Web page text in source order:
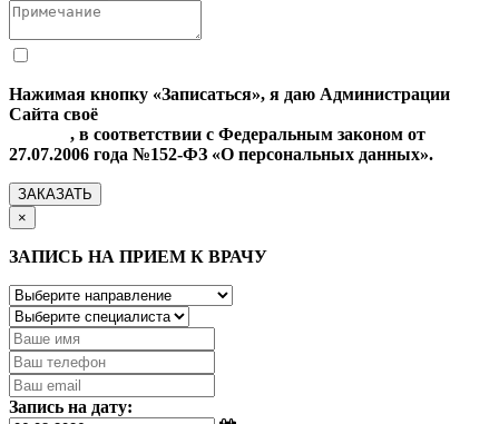
Нажимая кнопку «Записаться», я даю Администрации
Сайта своё
, в соответствии с Федеральным законом от
27.07.2006 года №152-ФЗ «О персональных данных».
ЗАКАЗАТЬ
×
ЗАПИСЬ НА ПРИЕМ К ВРАЧУ
Запись на дату: